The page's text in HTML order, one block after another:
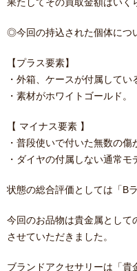
◎今回の持込された個体に
【プラス要素】
・外箱、ケースが付属してい
・素材がホワイトゴールド。
【 マイナス要素 】
・普段使いで付いた無数の傷
・ダイヤの付属しない通常モ
状態の総合評価としては「B
今回のお品物は貴金属として
させていただきました。
ブランドアクセサリーは「貴